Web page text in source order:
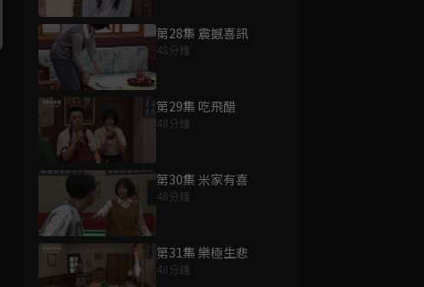
第28集 震撼喜訊
48分鐘
第29集 吃飛醋
48分鐘
第30集 米家有喜
48分鐘
第31集 樂極生悲
48分鐘